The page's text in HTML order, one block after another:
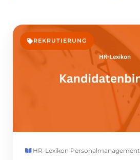
REKRUTIERUNG
HR-Lexikon·Personalmanagement